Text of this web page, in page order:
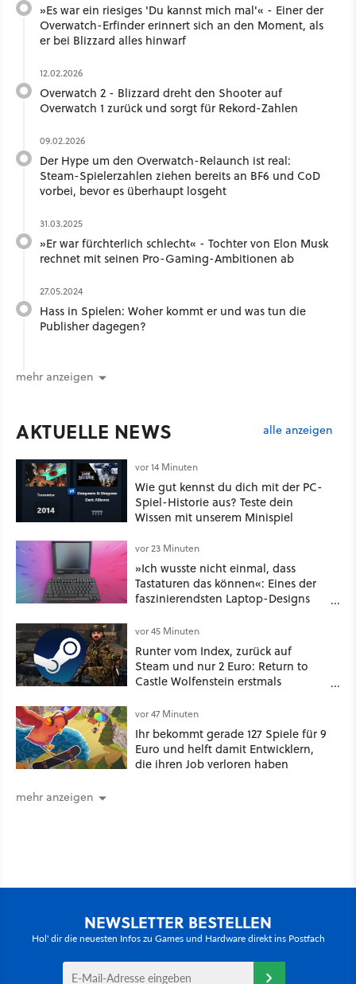
»Es war ein riesiges 'Du kannst mich mal'« - Einer der
Overwatch-Erfinder erinnert sich an den Moment, als
er bei Blizzard alles hinwarf
12.02.2026
Overwatch 2 - Blizzard dreht den Shooter auf
Overwatch 1 zurück und sorgt für Rekord-Zahlen
09.02.2026
Der Hype um den Overwatch-Relaunch ist real:
Steam-Spielerzahlen ziehen bereits an BF6 und CoD
vorbei, bevor es überhaupt losgeht
31.03.2025
»Er war fürchterlich schlecht« - Tochter von Elon Musk
rechnet mit seinen Pro-Gaming-Ambitionen ab
27.05.2024
Hass in Spielen: Woher kommt er und was tun die
Publisher dagegen?
mehr anzeigen
AKTUELLE NEWS alle anzeigen
vor 14 Minuten
Wie gut kennst du dich mit der PC-
Spiel-Historie aus? Teste dein
Wissen mit unserem Minispiel
vor 23 Minuten
»Ich wusste nicht einmal, dass
Tastaturen das können«: Eines der
faszinierendsten Laptop-Designs
vor 45 Minuten
Runter vom Index, zurück auf
Steam und nur 2 Euro: Return to
Castle Wolfenstein erstmals
Markt
vor 47 Minuten
Ihr bekommt gerade 127 Spiele für 9
Euro und helft damit Entwicklern,
die ihren Job verloren haben
mehr anzeigen
NEWSLETTER BESTELLEN
Hol' dir die neuesten Infos zu Games und Hardware direkt ins Postfach